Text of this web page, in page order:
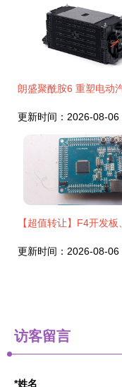
访客留言
*姓名